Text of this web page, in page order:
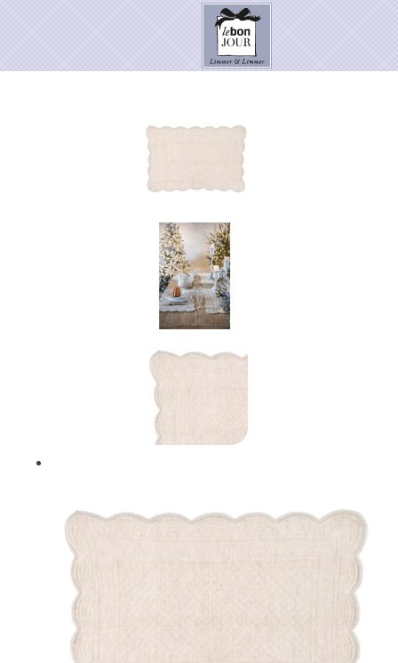
HOME
WEIHNACHTSZAUBER 2026